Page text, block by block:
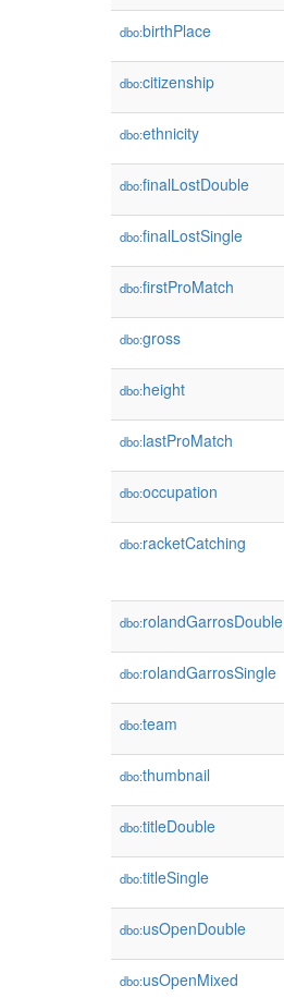
dbo:birthPlace
dbo:citizenship
dbo:ethnicity
dbo:finalLostDouble
dbo:finalLostSingle
dbo:firstProMatch
dbo:gross
dbo:height
dbo:lastProMatch
dbo:occupation
dbo:racketCatching
dbo:rolandGarrosDouble
dbo:rolandGarrosSingle
dbo:team
dbo:thumbnail
dbo:titleDouble
dbo:titleSingle
dbo:usOpenDouble
dbo:usOpenMixed